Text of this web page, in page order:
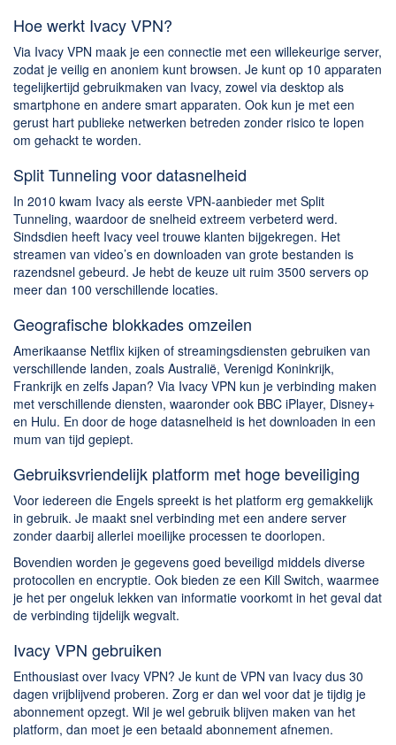
Hoe werkt Ivacy VPN?
Via Ivacy VPN maak je een connectie met een willekeurige server,
zodat je veilig en anoniem kunt browsen. Je kunt op 10 apparaten
tegelijkertijd gebruikmaken van Ivacy, zowel via desktop als
smartphone en andere smart apparaten. Ook kun je met een
gerust hart publieke netwerken betreden zonder risico te lopen
om gehackt te worden.
Split Tunneling voor datasnelheid
In 2010 kwam Ivacy als eerste VPN-aanbieder met Split
Tunneling, waardoor de snelheid extreem verbeterd werd.
Sindsdien heeft Ivacy veel trouwe klanten bijgekregen. Het
streamen van video’s en downloaden van grote bestanden is
razendsnel gebeurd. Je hebt de keuze uit ruim 3500 servers op
meer dan 100 verschillende locaties.
Geografische blokkades omzeilen
Amerikaanse Netflix kijken of streamingsdiensten gebruiken van
verschillende landen, zoals Australië, Verenigd Koninkrijk,
Frankrijk en zelfs Japan? Via Ivacy VPN kun je verbinding maken
met verschillende diensten, waaronder ook BBC iPlayer, Disney+
en Hulu. En door de hoge datasnelheid is het downloaden in een
mum van tijd gepiept.
Gebruiksvriendelijk platform met hoge beveiliging
Voor iedereen die Engels spreekt is het platform erg gemakkelijk
in gebruik. Je maakt snel verbinding met een andere server
zonder daarbij allerlei moeilijke processen te doorlopen.
Bovendien worden je gegevens goed beveiligd middels diverse
protocollen en encryptie. Ook bieden ze een Kill Switch, waarmee
je het per ongeluk lekken van informatie voorkomt in het geval dat
de verbinding tijdelijk wegvalt.
Ivacy VPN gebruiken
Enthousiast over Ivacy VPN? Je kunt de VPN van Ivacy dus 30
dagen vrijblijvend proberen. Zorg er dan wel voor dat je tijdig je
abonnement opzegt. Wil je wel gebruik blijven maken van het
platform, dan moet je een betaald abonnement afnemen.